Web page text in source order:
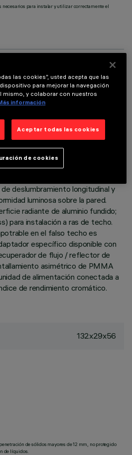
necesarios para instalar y utilizar correctamente el
08/2026
empotrable para lámparas LED,
una emisión homogénea y eficaz
sombra cerca del techo. El marco
deslumbramiento longitudinal y
luminosa sobre la pared.
radiante de aluminio fundido;
para instalación a ras de techo.
en el falso techo es
específico disponible con
de flujo / reflector de
asimétrico de PMMA
de alimentación conectada a
de rendimiento cromático.
132x29x56
de sólidos mayores de 12 mm, no protegido
de líquidos.
las cookies”, usted acepta que las
para mejorar la navegación
mismo, y colaborar con nuestros
información
Aceptar todas las cookies
de cookies